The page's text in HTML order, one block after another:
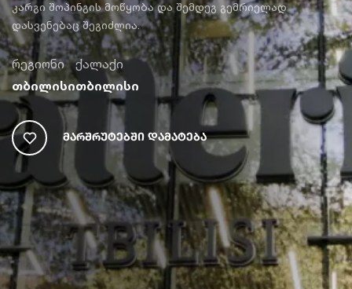
კარგი შოპინგის მოწყობა და შემდეგ გემრიელად
დასვენებაც შეგიძლია.
რეგიონი
თბილისი
ქალაქი
თბილისი
Მარშრუტებში Დამატება